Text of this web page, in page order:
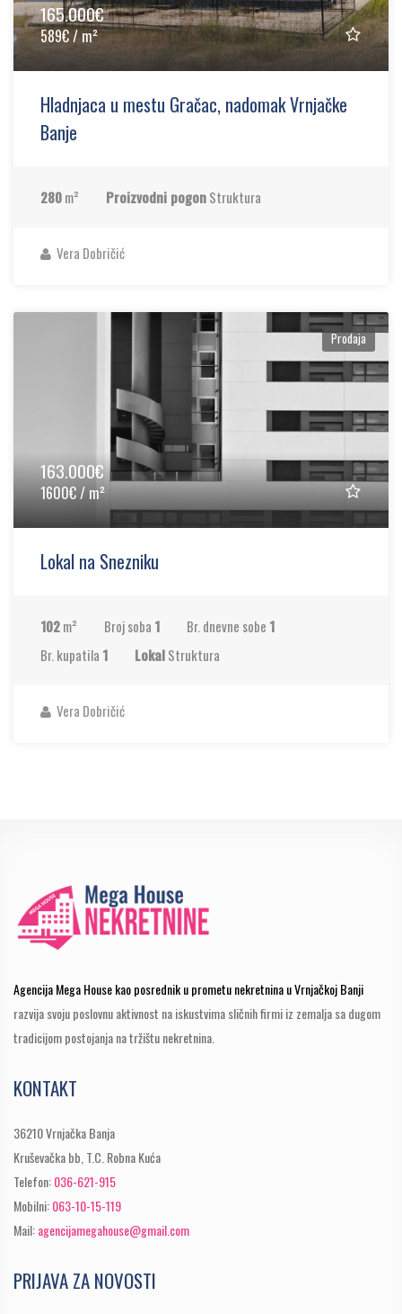
165.000€
589€ / m²
Hladnjaca u mestu Gračac, nadomak Vrnjačke
Banje
280m² Proizvodni pogonStruktura
Vera Dobričić
Prodaja
163.000€
1600€ / m²
Lokal na Snezniku
102m² Broj soba 1 Br. dnevne sobe 1
Br. kupatila 1 LokalStruktura
Vera Dobričić
Agencija Mega House kao posrednik u prometu nekretnina u Vrnjačkoj Banji
razvija svoju poslovnu aktivnost na iskustvima sličnih firmi iz zemalja sa dugom
tradicijom postojanja na tržištu nekretnina.
KONTAKT
36210 Vrnjačka Banja
Kruševačka bb, T.C. Robna Kuća
Telefon:036-621-915
Mobilni:063-10-15-119
Mail:agencijamegahouse@gmail.com
PRIJAVA ZA NOVOSTI